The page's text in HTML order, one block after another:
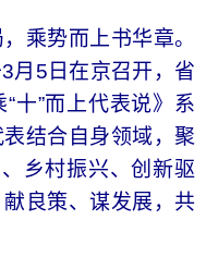
乘势而上书华章。
月5日在京召开，省
十”而上代表说》系
结合自身领域，聚
乡村振兴、创新驱
良策、谋发展，共